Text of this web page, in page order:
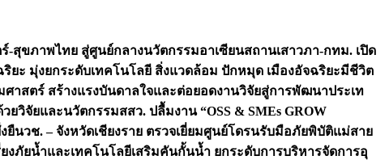
ร์-สุขภาพไทย สู่ศูนย์กลางนวัตกรรมอาเซียนสถานเสาวภา-กทม. เปิด
ยะ มุ่งยกระดับเทคโนโลยี สิ่งแวดล้อม ปักหมุด เมืองอัจฉริยะมีชีวิต
สตร์ สร้างแรงบันดาลใจและต่อยอดงานวิจัยสู่การพัฒนาประเท
ยวิจัยและนวัตกรรมสสว. ปลื้มงาน “OSS & SMEs GROW
ยืนวช. – จังหวัดเชียงราย ตรวจเยี่ยมศูนย์โดรนรับมือภัยพิบัติแม่สาย
ภัยน้ำและเทคโนโลยีเสริมคันกั้นน้ำ ยกระดับการบริหารจัดการอุ